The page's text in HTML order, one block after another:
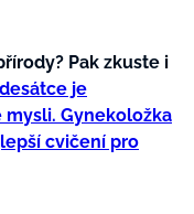
Pak zkuste i
je
Gynekoložka
cvičení pro